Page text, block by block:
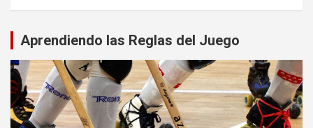
Aprendiendo las Reglas del Juego